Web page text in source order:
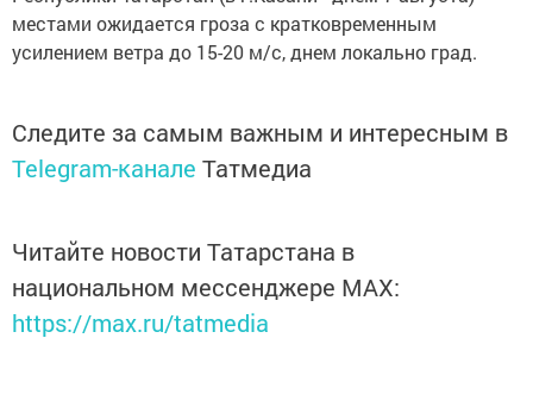
местами ожидается гроза с кратковременным
усилением ветра до 15-20 м/с, днем локально град.
Следите за самым важным и интересным в
Telegram-канале Татмедиа
Читайте новости Татарстана в
национальном мессенджере MАХ:
https://max.ru/tatmedia